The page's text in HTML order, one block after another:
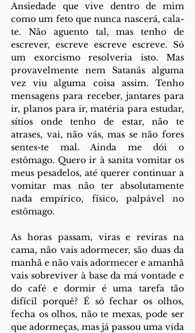
Ansiedade que vive dentro de mim
como um feto que nunca nascerá, cala-
te. Não aguento tal, mas tenho de
escrever, escreve escreve escreve. Só
um exorcismo resolveria isto. Mas
provavelmente nem Satanás alguma
vez viu alguma coisa assim. Tenho
mensagens para receber, jantares para
ir, planos para ir, matéria para estudar,
sítios onde tenho de estar, não te
atrases, vai, não vás, mas se não fores
sentes-te mal. Ainda me dói o
estômago. Quero ir à sanita vomitar os
meus pesadelos, até querer continuar a
vomitar mas não ter absolutamente
nada empírico, físico, palpável no
estômago.
As horas passam, viras e reviras na
cama, não vais adormecer, são duas da
manhã e não vais adormecer e amanhã
vais sobreviver à base da má vontade e
do café e dormir é uma tarefa tão
difícil porquê? É só fechar os olhos,
fecha os olhos, não te mexas, pode ser
que adormeças, mas já passou uma vida